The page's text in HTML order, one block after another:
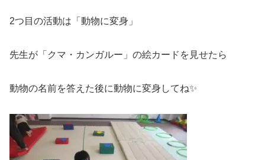
2つ目の活動は「動物に変身」
先生が「クマ・カンガルー」の絵カードを見せたら
動物の名前を答えた後に動物に変身してね✨